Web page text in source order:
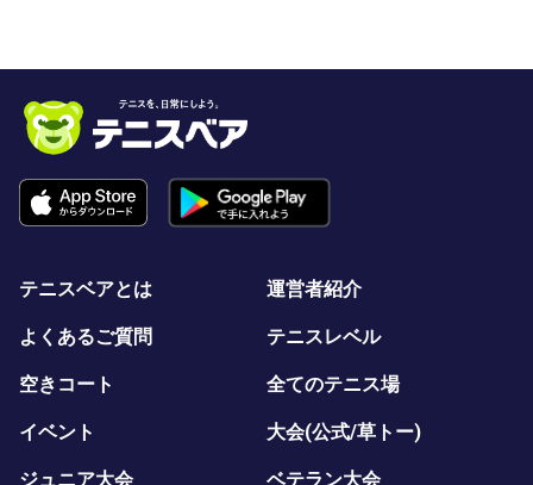
テニスベアとは 運営者紹介
よくあるご質問 テニスレベル
空きコート 全てのテニス場
イベント 大会(公式/草トー)
ジュニア大会 ベテラン大会